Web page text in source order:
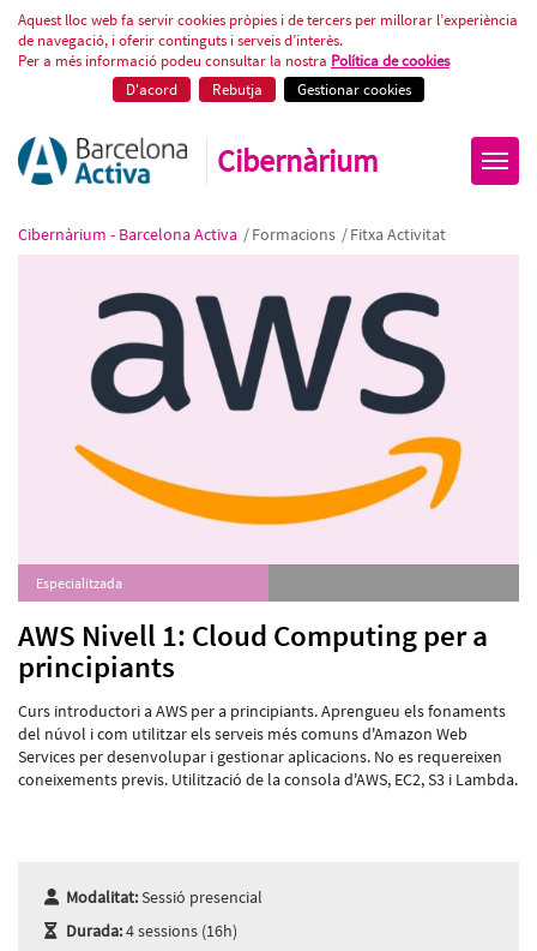
AWS Nivell 1: Cloud Computing
Aquest lloc web fa servir cookies pròpies i de tercers per millorar l’experiència
de navegació, i oferir continguts i serveis d’interès.
Per a més informació podeu consultar la nostra Política de cookies
D'acord
Rebutja Gestionar cookies
Cibernàrium
Cibernàrium - Barcelona Activa /Formacions /Fitxa Activitat
Especialitzada
AWS Nivell 1: Cloud Computing per a
principiants
Curs introductori a AWS per a principiants. Aprengueu els fonaments
del núvol i com utilitzar els serveis més comuns d'Amazon Web
Services per desenvolupar i gestionar aplicacions. No es requereixen
coneixements previs. Utilització de la consola d'AWS, EC2, S3 i Lambda.
Modalitat:Sessió presencial
Durada:4 sessions (16h)